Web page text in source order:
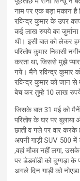
नाम पर एक बड़ा मकान है
रविन्द्र कुमार के उपर
कई लाख रुपये का जुर्माना
थी। इसी बात को लेकर
परितोष कुमार निवासी
करता था, जिससे मुझे
गये। मैने रविन्द्र कुमार
रविन्द्र कुमार को जान
बेच कर तुम्हे 10 लाख
जिसके बात 31 मई को मैनें
परितोष के घर पर बुलाया
छाती व गले पर वार करके
अपनी गाड़ी SUV 500
,वहां मौका नहीं लगा,
पर डेडबॉडी को दुग्गड़ा
अगले दिन गाड़ी को